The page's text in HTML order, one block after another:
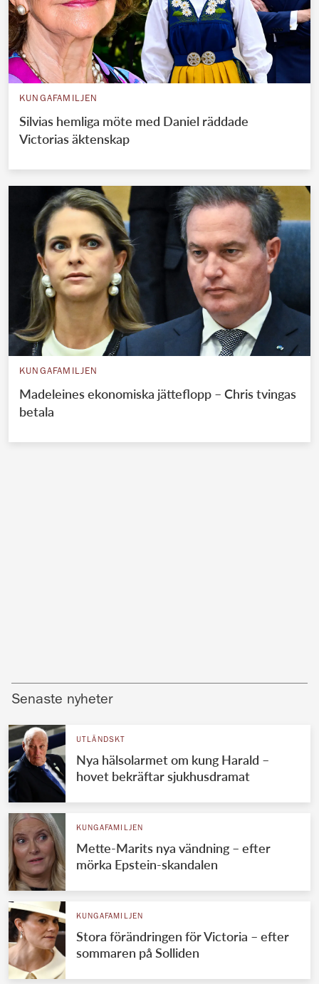
KUNGAFAMILJEN
Silvias hemliga möte med Daniel räddade
Victorias äktenskap
KUNGAFAMILJEN
Madeleines ekonomiska jätteflopp – Chris tvingas
betala
Senaste nyheter
UTLÄNDSKT
Nya hälsolarmet om kung Harald –
hovet bekräftar sjukhusdramat
KUNGAFAMILJEN
Mette-Marits nya vändning – efter
mörka Epstein-skandalen
KUNGAFAMILJEN
Stora förändringen för Victoria – efter
sommaren på Solliden